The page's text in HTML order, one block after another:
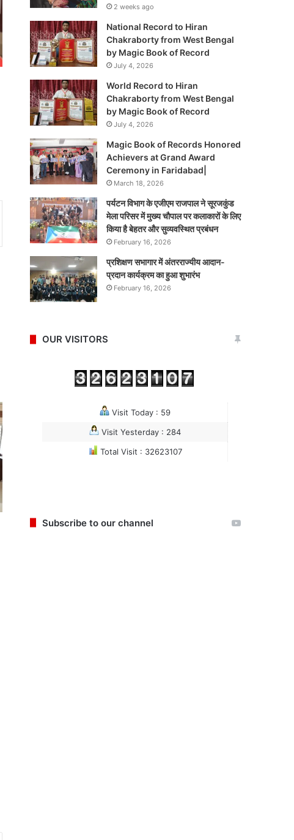
2 weeks ago
National Record to Hiran
Chakraborty from West Bengal
by Magic Book of Record
July 4, 2026
World Record to Hiran
Chakraborty from West Bengal
by Magic Book of Record
July 4, 2026
Magic Book of Records Honored
Achievers at Grand Award
Ceremony in Faridabad|
March 18, 2026
पर्यटन विभाग के एजीएम राजपाल ने सूरजकुंड
मेला परिसर में मुख्य चौपाल पर कलाकारों के लिए
किया है बेहतर और सुव्यवस्थित प्रबंधन
February 16, 2026
प्रशिक्षण सभागार में अंतरराज्यीय आदान-
प्रदान कार्यक्रम का हुआ शुभारंभ
February 16, 2026
OUR VISITORS
Visit Today : 59
Visit Yesterday : 284
Total Visit : 32623107
Subscribe to our channel